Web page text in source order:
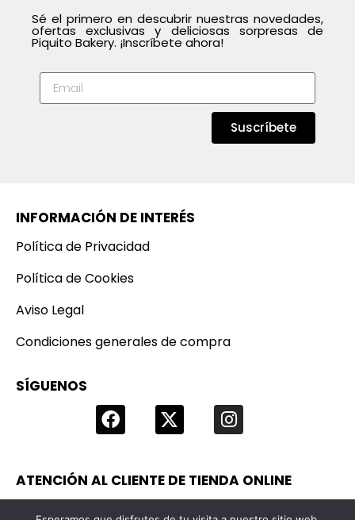
Sé el primero en descubrir nuestras novedades,
ofertas exclusivas y deliciosas sorpresas de
Piquito Bakery. ¡Inscríbete ahora!
Suscríbete
INFORMACIÓN DE INTERÉS
Política de Privacidad
Política de Cookies
Aviso Legal
Condiciones generales de compra
SÍGUENOS
ATENCIÓN AL CLIENTE DE TIENDA ONLINE